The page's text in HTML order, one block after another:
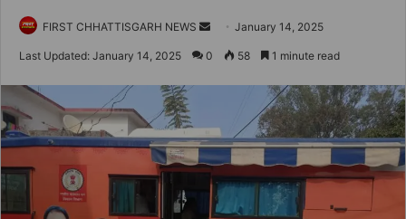
FIRST CHHATTISGARH NEWS
SendJanuary 14, 2025
Last Updated: January 14, 2025 0 58 1 minute read